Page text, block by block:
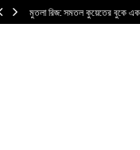
মুতলা রিজ: সমতল কুয়েতের বুকে এক